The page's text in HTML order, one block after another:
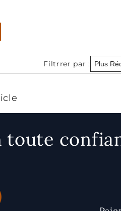
Filtrrer par :
toute